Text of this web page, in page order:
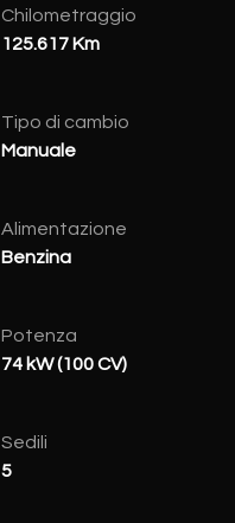
Chilometraggio
125.617 Km
Tipo di cambio
Manuale
Alimentazione
Benzina
Potenza
74 kW (100 CV)
Sedili
5